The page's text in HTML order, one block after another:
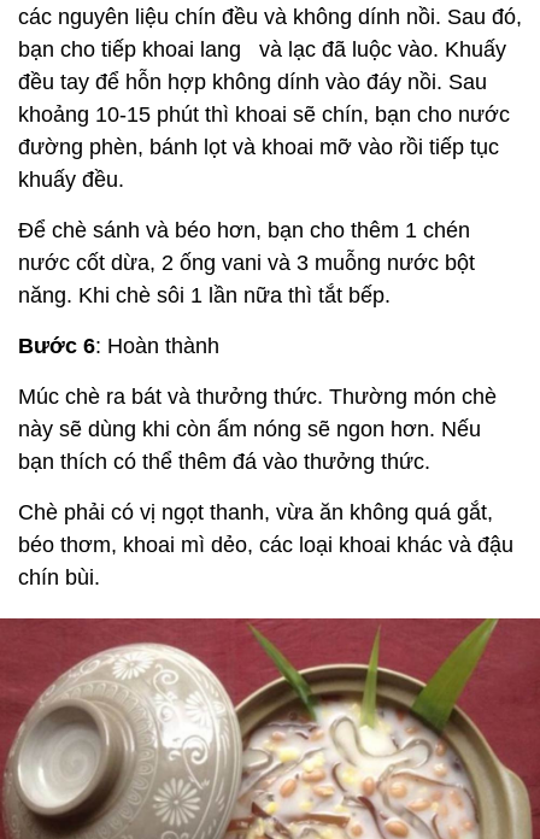
các nguyên liệu chín đều và không dính nồi. Sau đó,
bạn cho tiếp khoai lang và lạc đã luộc vào. Khuấy
đều tay để hỗn hợp không dính vào đáy nồi. Sau
khoảng 10-15 phút thì khoai sẽ chín, bạn cho nước
đường phèn, bánh lọt và khoai mỡ vào rồi tiếp tục
khuấy đều.
Để chè sánh và béo hơn, bạn cho thêm 1 chén
nước cốt dừa, 2 ống vani và 3 muỗng nước bột
năng. Khi chè sôi 1 lần nữa thì tắt bếp.
Bước 6: Hoàn thành
Múc chè ra bát và thưởng thức. Thường món chè
này sẽ dùng khi còn ấm nóng sẽ ngon hơn. Nếu
bạn thích có thể thêm đá vào thưởng thức.
Chè phải có vị ngọt thanh, vừa ăn không quá gắt,
béo thơm, khoai mì dẻo, các loại khoai khác và đậu
chín bùi.